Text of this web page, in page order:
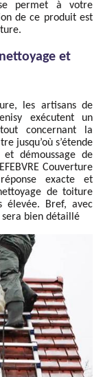
permet à votre
de ce produit est
et
les artisans de
exécutent un
concernant la
jusqu’où s’étende
démoussage de
Couverture
exacte et
de toiture
élevée. Bref, avec
sera bien détaillé